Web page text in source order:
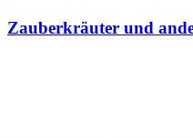
Zauberkräuter und